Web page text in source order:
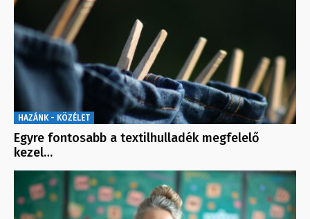
HAZÁNK - KÖZÉLET
Egyre fontosabb a textilhulladék megfelelő
kezel…